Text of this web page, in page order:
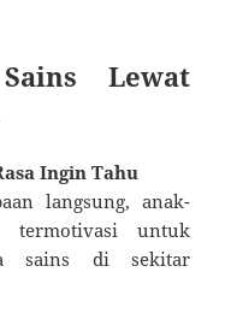
Lewat
Ingin Tahu
langsung, anak-
untuk
sains di sekitar